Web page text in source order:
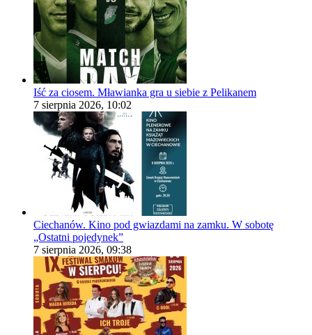
Iść za ciosem. Mławianka gra u siebie z Pelikanem
7 sierpnia 2026, 10:02
Ciechanów. Kino pod gwiazdami na zamku. W sobotę
„Ostatni pojedynek”
7 sierpnia 2026, 09:38